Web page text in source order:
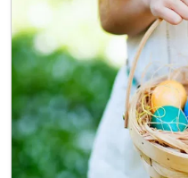
inkl. Professionelle
inkl. 600m² Indoor-
inkl. Spielplatz, Trampolin
inkl. Komfortables
Kinderpreise inkl. fam so